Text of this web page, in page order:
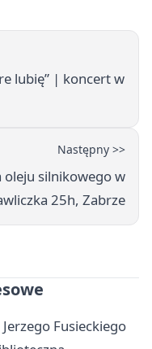
lubię” | koncert w
Następny >>
silnikowego w
25h, Zabrze
Fusieckiego